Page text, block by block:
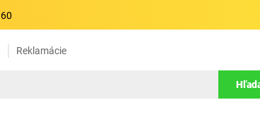
Reklamácie